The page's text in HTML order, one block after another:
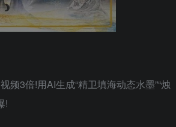
频3倍!用AI生成“精卫填海动态水墨”“烛
!